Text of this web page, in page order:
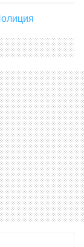
#полиция